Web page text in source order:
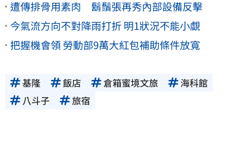
遭傳排骨用素肉 鬍鬚張再秀內部設備反擊
今氣流方向不對降雨打折 明1狀況不能小覷
把握機會領 勞動部9萬大紅包補助條件放寬
基隆 飯店 倉箱蜜境文旅
海科館
八斗子
旅宿